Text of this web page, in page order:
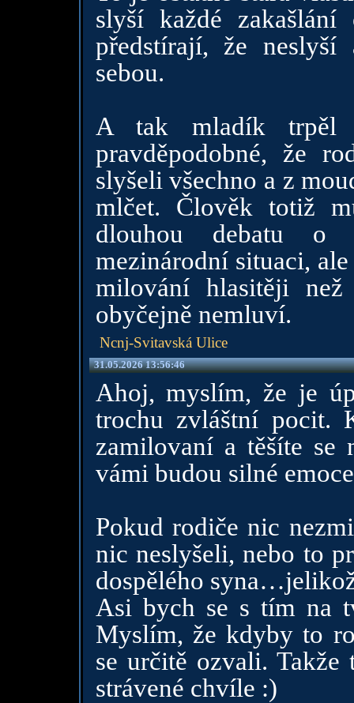
slyší každé
předstírají, že
sebou.
A tak mladík trpěl
pravděpodobné, že
slyšeli všechno a z
mlčet. Člověk totiž
dlouhou debatu o
mezinárodní situaci,
milování hlasitěji
obyčejně nemluví.
Ncnj-Svitavská Ulice
31.05.2026 13:56:46
Ahoj, myslím, že je
trochu zvláštní pocit.
zamilovaní a těšíte se
vámi budou silné
Pokud rodiče nic
nic neslyšeli, nebo to
dospělého
Asi bych se s tím na
Myslím, že kdyby to
se určitě ozvali. Takže
strávené chvíle :)